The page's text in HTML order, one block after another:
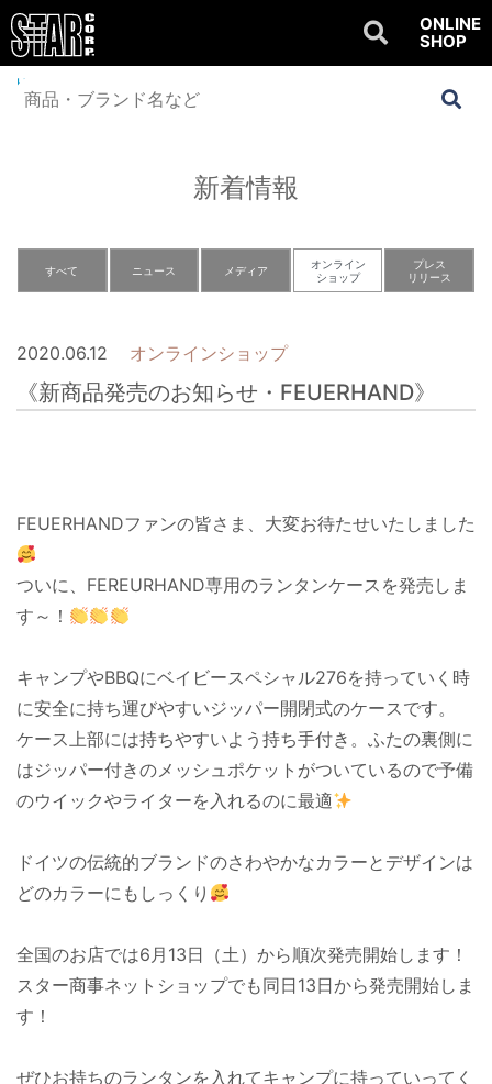
ONLINE
SHOP
Home
FEUERHAND》
新着情報
すべて ニュース メディア
オンライン
ショップ
プレス
リリース
2020.06.12 オンラインショップ
《新商品発売のお知らせ・FEUERHAND》
FEUERHANDファンの皆さま、大変お待たせいたしました
ついに、FEREURHAND専用のランタンケースを発売しま
す～！
キャンプやBBQにベイビースペシャル276を持っていく時
に安全に持ち運びやすいジッパー開閉式のケースです。
ケース上部には持ちやすいよう持ち手付き。ふたの裏側に
はジッパー付きのメッシュポケットがついているので予備
のウイックやライターを入れるのに最適
ドイツの伝統的ブランドのさわやかなカラーとデザインは
どのカラーにもしっくり
全国のお店では6月 13日（土）から順次発売開始します！
スター商事ネットショップでも同日13日から発売開始しま
す！
ぜひお持ちのランタンを入れてキャンプに持っていってく